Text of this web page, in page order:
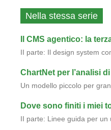
Nella stessa serie
Il CMS agentico: la
II parte: Il design system
ChartNet per l’analisi
Un modello piccolo per
Dove sono finiti i miei
II parte: Linee guida per